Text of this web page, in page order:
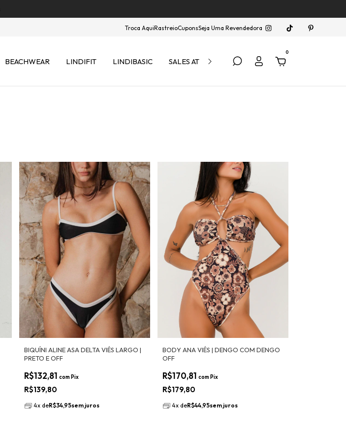
Troca AquiRastreioCuponsSeja Uma Revendedora
BEACHWEAR LINDIFIT LINDIBASIC SALES ATÉ 40% OFF
0
BIQUÍNI ALINE ASA DELTA VIÉS LARGO |
PRETO E OFF
R$139,80
R$132,81 com Pix
4x deR$34,95sem juros
BODY ANA VIÉS | DENGO COM DENGO
OFF
R$179,80
R$170,81 com Pix
4x deR$44,95sem juros